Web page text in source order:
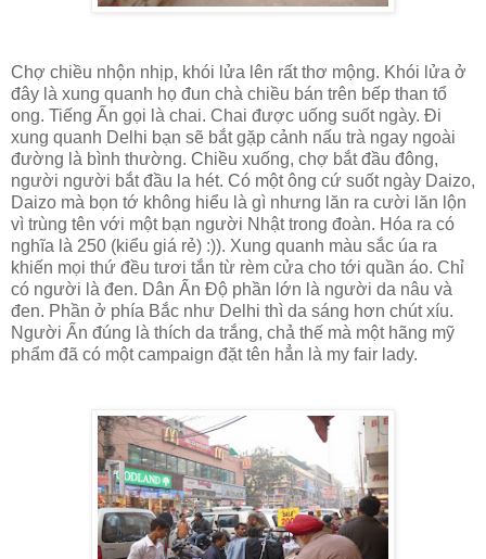
Chợ chiều nhộn nhịp, khói lửa lên rất thơ mộng. Khói lửa ở
đây là xung quanh họ đun chà chiều bán trên bếp than tổ
ong. Tiếng Ấn gọi là chai. Chai được uống suốt ngày. Đi
xung quanh Delhi bạn sẽ bắt gặp cảnh nấu trà ngay ngoài
đường là bình thường. Chiều xuống, chợ bắt đầu đông,
người người bắt đầu la hét. Có một ông cứ suốt ngày Daizo,
Daizo mà bọn tớ không hiểu là gì nhưng lăn ra cười lăn lộn
vì trùng tên với một bạn người Nhật trong đoàn. Hóa ra có
nghĩa là 250 (kiểu giá rẻ) :)). Xung quanh màu sắc úa ra
khiến mọi thứ đều tươi tắn từ rèm cửa cho tới quần áo. Chỉ
có người là đen. Dân Ấn Độ phần lớn là người da nâu và
đen. Phần ở phía Bắc như Delhi thì da sáng hơn chút xíu.
Người Ấn đúng là thích da trắng, chả thế mà một hãng mỹ
phẩm đã có một campaign đặt tên hẳn là my fair lady.